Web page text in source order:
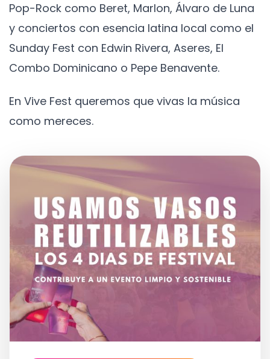
Pop-Rock como Beret, Marlon, Álvaro de Luna
y conciertos con esencia latina local como el
Sunday Fest con Edwin Rivera, Aseres, El
Combo Dominicano o Pepe Benavente.
En Vive Fest queremos que vivas la música
como mereces.